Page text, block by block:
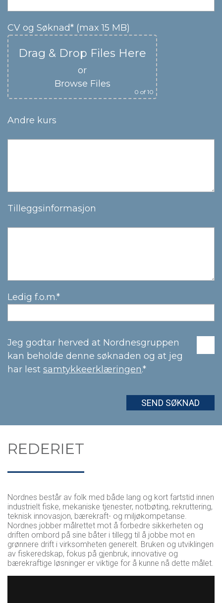
CV og Søknad* (max 15 MB)
Drag & Drop Files Here
or
Browse Files
0 of 10
Andre kurs
Tilleggsinformasjon
Ledig f.o.m.*
Jeg godtar herved at Nordnesgruppen
kan beholde denne søknaden og at jeg
har lest samtykkeerklæringen.*
REDERIET
Nordnes består av folk med både lang og kort fartstid innen
industrielt fiske, mekaniske tjenester, notbøting, rekruttering,
teknisk innovasjon, bærekraft- og miljøkompetanse.
Nordnes jobber målrettet mot å forbedre sikkerheten og
driften ombord på sine båter i tillegg til å jobbe mot en
grønnere drift i virksomheten generelt. Bruken og utviklingen
av fiskeredskap, fokus på gjenbruk, innovative og
bærekraftige løsninger er viktige for å kunne nå dette målet.